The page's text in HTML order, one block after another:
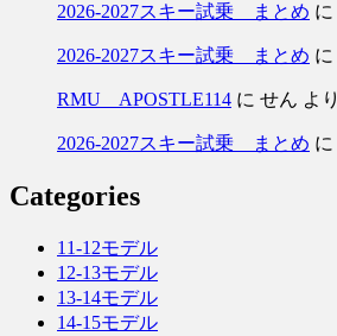
2026-2027スキー試乗 まとめ に
2026-2027スキー試乗 まとめ に
RMU APOSTLE114 に せん より
2026-2027スキー試乗 まとめ に
Categories
11-12モデル
12-13モデル
13-14モデル
14-15モデル